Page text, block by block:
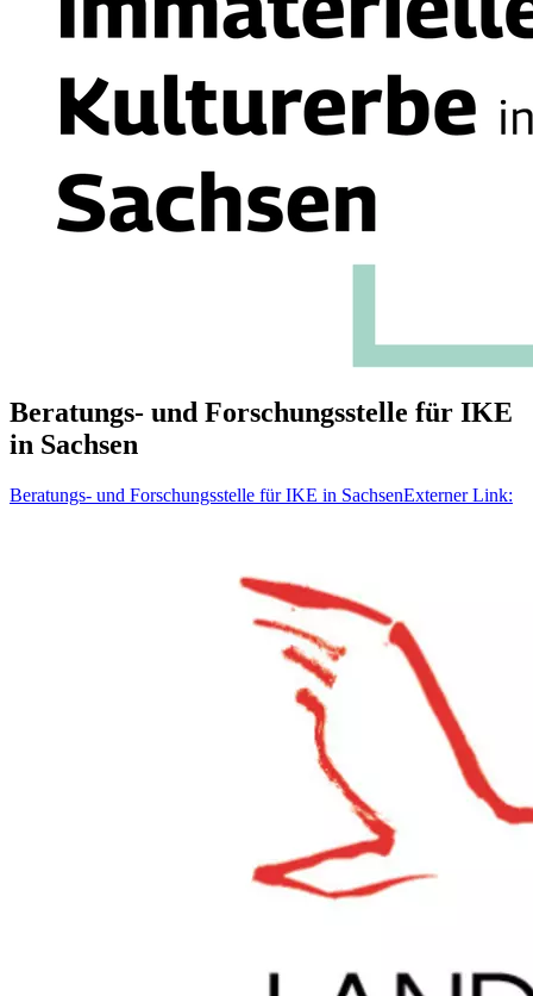
Beratungs- und Forschungsstelle für IKE
in Sachsen
Beratungs- und Forschungsstelle für IKE in SachsenExterner Link: